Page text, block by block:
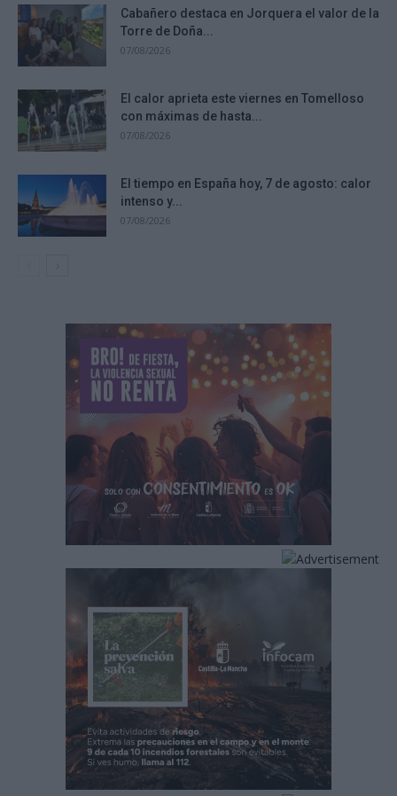
Cabañero destaca en Jorquera el valor de la
Torre de Doña...
07/08/2026
El calor aprieta este viernes en Tomelloso
con máximas de hasta...
07/08/2026
El tiempo en España hoy, 7 de agosto: calor
intenso y...
07/08/2026